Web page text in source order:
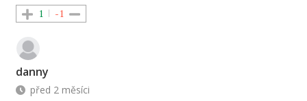
1 -1
danny
před 2 měsíci